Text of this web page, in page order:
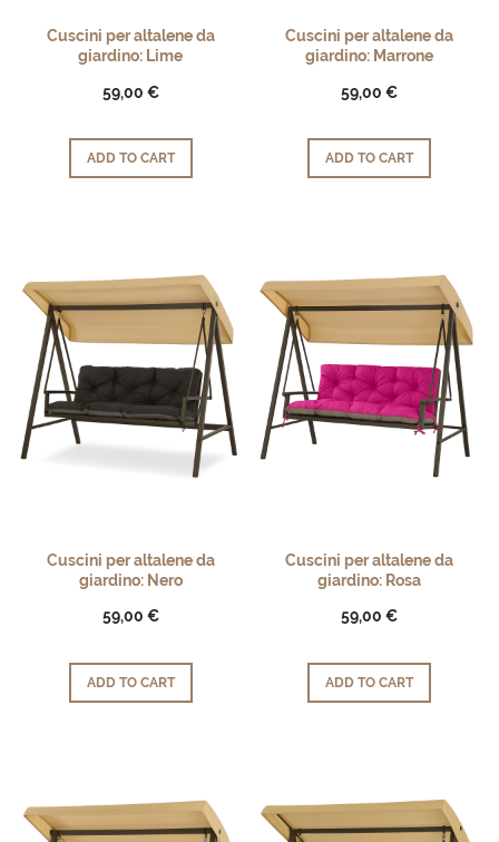
Cuscini per altalene da
giardino: Lime
59,00 €
ADD TO CART
Cuscini per altalene da
giardino: Marrone
59,00 €
ADD TO CART
Cuscini per altalene da
giardino: Nero
59,00 €
ADD TO CART
Cuscini per altalene da
giardino: Rosa
59,00 €
ADD TO CART